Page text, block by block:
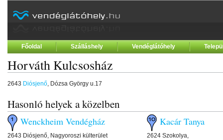
Főoldal Szálláshely Vendéglátóhely
Horváth Kulcsosház
2643 Diósjenő, Dózsa György u.17
Hasonló helyek a közelben
Wenckheim Vendégház
2643 Diósjenő, Nagyoroszi külterület
Kacár Tanya
2624 Szokolya,